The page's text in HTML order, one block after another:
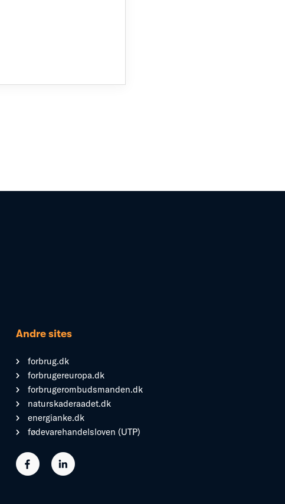
Andre sites
forbrug.dk
forbrugereuropa.dk
forbrugerombudsmanden.dk
naturskaderaadet.dk
energianke.dk
fødevarehandelsloven (UTP)